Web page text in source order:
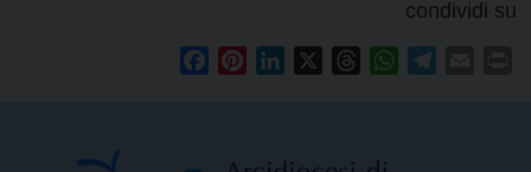
condividi su
FacebookPinterestLinkedIn ThreadsWhatsApp